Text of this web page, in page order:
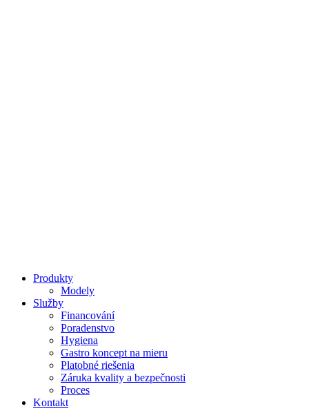
Produkty
Modely
Služby
Financování
Poradenstvo
Hygiena
Gastro koncept na mieru
Platobné riešenia
Záruka kvality a bezpečnosti
Proces
Kontakt